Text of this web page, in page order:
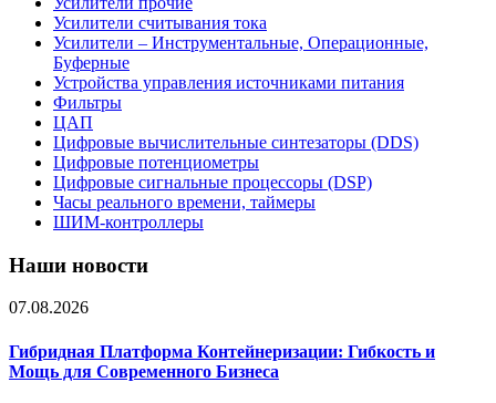
Усилители считывания тока
Усилители – Инструментальные, Операционные,
Буферные
Устройства управления источниками питания
Фильтры
ЦАП
Цифровые вычислительные синтезаторы (DDS)
Цифровые потенциометры
Цифровые сигнальные процессоры (DSP)
Часы реального времени, таймеры
ШИМ-контроллеры
Наши новости
07.08.2026
Гибридная Платформа Контейнеризации: Гибкость и
Мощь для Современного Бизнеса